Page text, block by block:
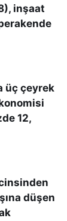
inşaat
üç çeyrek
12,
düşen